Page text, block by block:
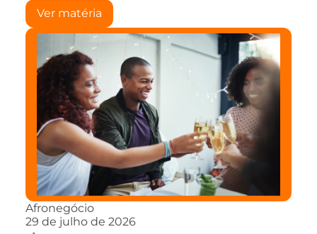
Ver matéria
Afronegócio
29 de julho de 2026